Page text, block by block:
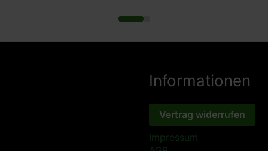
Informationen
Vertrag widerrufen
Impressum